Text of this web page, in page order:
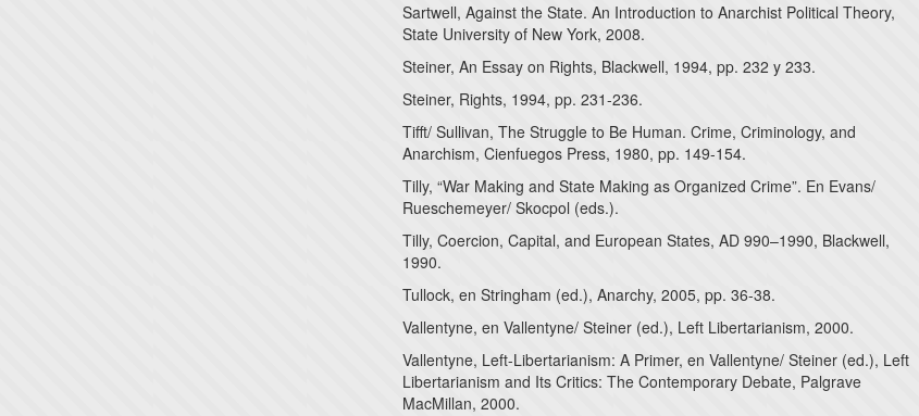
Sartwell, Against the State. An Introduction to Anarchist Political Theory,
State University of New York, 2008.
Steiner, An Essay on Rights, Blackwell, 1994, pp. 232 y 233.
Steiner, Rights, 1994, pp. 231-236.
Tifft/ Sullivan, The Struggle to Be Human. Crime, Criminology, and
Anarchism, Cienfuegos Press, 1980, pp. 149-154.
Tilly, “War Making and State Making as Organized Crime”. En Evans/
Rueschemeyer/ Skocpol (eds.).
Tilly, Coercion, Capital, and European States, AD 990–1990, Blackwell,
1990.
Tullock, en Stringham (ed.), Anarchy, 2005, pp. 36-38.
Vallentyne, en Vallentyne/ Steiner (ed.), Left Libertarianism, 2000.
Vallentyne, Left-Libertarianism: A Primer, en Vallentyne/ Steiner (ed.), Left
Libertarianism and Its Critics: The Contemporary Debate, Palgrave
MacMillan, 2000.